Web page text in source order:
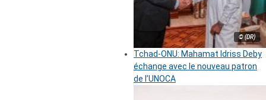
© (DR)
Tchad-ONU: Mahamat Idriss Deby
échange avec le nouveau patron
de l’UNOCA